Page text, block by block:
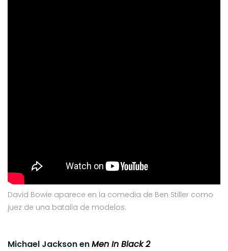
David Bowie aparece en la comedia de Ben Stiller como
juez de una batalla de modelos.
Michael Jackson enMen In Black 2